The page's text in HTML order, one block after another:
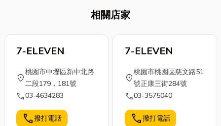
相關店家
7-ELEVEN
location_on
桃園市中壢區新中北路
二段179，181號
call03-4634283
call撥打電話
7-ELEVEN
location_on
桃園市桃園區慈文路51
號正康三街284號
call03-3575040
call撥打電話